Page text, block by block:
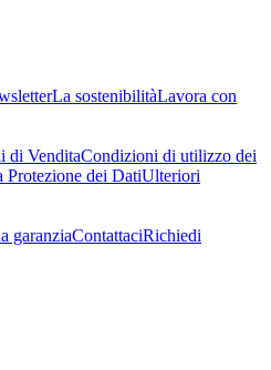
La sostenibilitàLavora con
di VenditaCondizioni di utilizzo dei
Protezione dei DatiUlteriori
garanziaContattaciRichiedi